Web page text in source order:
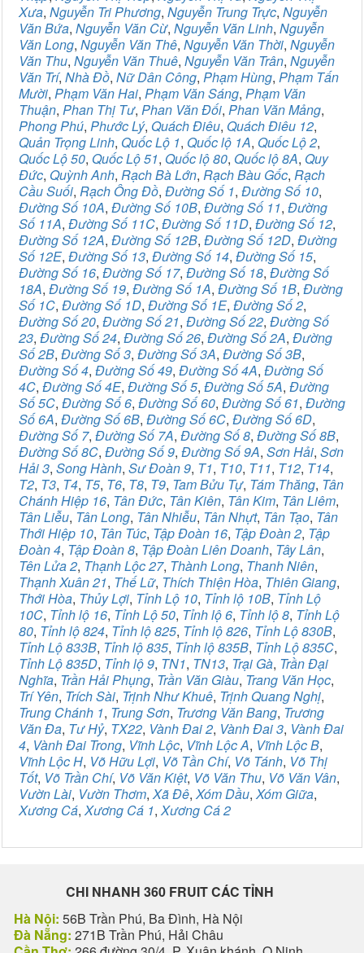
Xưa, Nguyễn Tri Phương, Nguyễn Trung Trực, Nguyễn
Văn Bứa, Nguyễn Văn Cừ, Nguyễn Văn Linh, Nguyễn
Văn Long, Nguyễn Văn Thê, Nguyễn Văn Thời, Nguyễn
Văn Thu, Nguyễn Văn Thuê, Nguyễn Văn Trân, Nguyễn
Văn Trí, Nhà Đồ, Nữ Dân Công, Phạm Hùng, Phạm Tấn
Mười, Phạm Văn Hai, Phạm Văn Sáng, Phạm Văn
Thuận, Phan Thị Tư, Phan Văn Đối, Phan Văn Mảng,
Phong Phú, Phước Lý, Quách Điêu, Quách Điêu 12,
Quản Trọng Linh, Quốc Lộ 1, Quốc lộ 1A, Quốc Lộ 2,
Quốc Lộ 50, Quốc Lộ 51, Quốc lộ 80, Quốc lộ 8A, Quy
Đức, Quỳnh Anh, Rạch Bà Lớn, Rạch Bàu Gốc, Rạch
Cầu Suối, Rạch Ông Đồ, Đường Số 1, Đường Số 10,
Đường Số 10A, Đường Số 10B, Đường Số 11, Đường
Số 11A, Đường Số 11C, Đường Số 11D, Đường Số 12,
Đường Số 12A, Đường Số 12B, Đường Số 12D, Đường
Số 12E, Đường Số 13, Đường Số 14, Đường Số 15,
Đường Số 16, Đường Số 17, Đường Số 18, Đường Số
18A, Đường Số 19, Đường Số 1A, Đường Số 1B, Đường
Số 1C, Đường Số 1D, Đường Số 1E, Đường Số 2,
Đường Số 20, Đường Số 21, Đường Số 22, Đường Số
23, Đường Số 24, Đường Số 26, Đường Số 2A, Đường
Số 2B, Đường Số 3, Đường Số 3A, Đường Số 3B,
Đường Số 4, Đường Số 49, Đường Số 4A, Đường Số
4C, Đường Số 4E, Đường Số 5, Đường Số 5A, Đường
Số 5C, Đường Số 6, Đường Số 60, Đường Số 61, Đường
Số 6A, Đường Số 6B, Đường Số 6C, Đường Số 6D,
Đường Số 7, Đường Số 7A, Đường Số 8, Đường Số 8B,
Đường Số 8C, Đường Số 9, Đường Số 9A, Sơn Hải, Sơn
Hải 3, Song Hành, Sư Đoàn 9, T1, T10, T11, T12, T14,
T2, T3, T4, T5, T6, T8, T9, Tam Bửu Tự, Tám Thăng, Tân
Chánh Hiệp 16, Tân Đức, Tân Kiên, Tân Kim, Tân Liêm,
Tân Liễu, Tân Long, Tân Nhiễu, Tân Nhựt, Tân Tạo, Tân
Thới Hiệp 10, Tân Túc, Tập Đoàn 16, Tập Đoàn 2, Tập
Đoàn 4, Tập Đoàn 8, Tập Đoàn Liên Doanh, Tây Lân,
Tên Lửa 2, Thạnh Lộc 27, Thành Long, Thanh Niên,
Thạnh Xuân 21, Thế Lữ, Thích Thiện Hòa, Thiên Giang,
Thới Hòa, Thủy Lợi, Tỉnh Lộ 10, Tỉnh lộ 10B, Tỉnh Lộ
10C, Tỉnh lộ 16, Tỉnh Lộ 50, Tỉnh lộ 6, Tỉnh lộ 8, Tỉnh Lộ
80, Tỉnh lộ 824, Tỉnh lộ 825, Tỉnh lộ 826, Tỉnh Lộ 830B,
Tỉnh Lộ 833B, Tỉnh lộ 835, Tỉnh lộ 835B, Tỉnh Lộ 835C,
Tỉnh Lộ 835D, Tỉnh lộ 9, TN1, TN13, Trại Gà, Trần Đại
Nghĩa, Trần Hải Phụng, Trần Văn Giàu, Trang Văn Học,
Trí Yên, Trích Sài, Trịnh Như Khuê, Trịnh Quang Nghị,
Trung Chánh 1, Trung Sơn, Trương Văn Bang, Trương
Văn Đa, Tư Hỷ, TX22, Vành Đai 2, Vành Đai 3, Vành Đai
4, Vành Đai Trong, Vĩnh Lộc, Vĩnh Lộc A, Vĩnh Lộc B,
Vĩnh Lộc H, Võ Hữu Lợi, Võ Tần Chí, Võ Tánh, Võ Thị
Tốt, Võ Trần Chí, Võ Văn Kiệt, Võ Văn Thu, Võ Văn Vân,
Vườn Lài, Vườn Thơm,Xã Đê,Xóm Dầu,Xóm Giữa,
Xương Cá,Xương Cá 1,Xương Cá 2
CHI NHANH 360 FRUIT CÁC TỈNH
Hà Nội: 56B Trần Phú, Ba Đình, Hà Nội
Đà Nẵng: 271B Trần Phú, Hải Châu